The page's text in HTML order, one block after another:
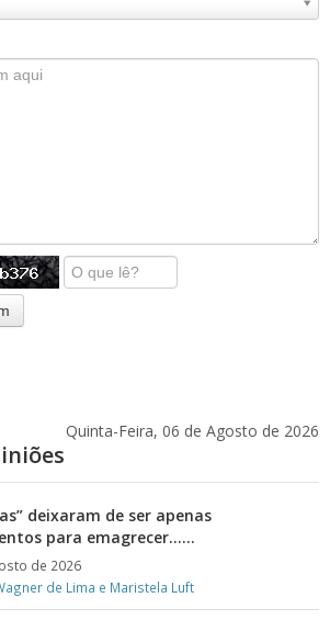
Quinta-Feira, 06 de Agosto de 2026
deixaram de ser apenas
para emagrecer……
de 2026
de Lima e Maristela Luft